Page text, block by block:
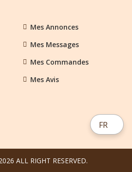
Mes Annonces
Mes Messages
Mes Commandes
Mes Avis
FR
ALL RIGHT RESERVED.